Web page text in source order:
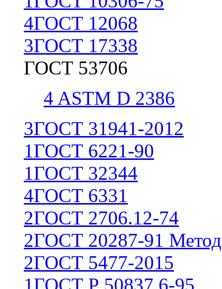
4ГОСТ 12068
3ГОСТ 17338
ГОСТ 53706
4 ASTM D 2386
3ГОСТ 31941-2012
1ГОСТ 6221-90
1ГОСТ 32344
4ГОСТ 6331
2ГОСТ 2706.12-74
2ГОСТ 20287-91
2ГОСТ 5477-2015